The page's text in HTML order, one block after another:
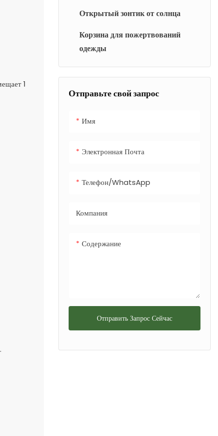
1
проходимостью.
Открытый зонтик от солнца
Корзина для пожертвований
одежды
Отправьте свой запрос
Имя
Электронная Почта
Телефон/WhatsApp
Компания
Содержание
Отправить Запрос Сейчас